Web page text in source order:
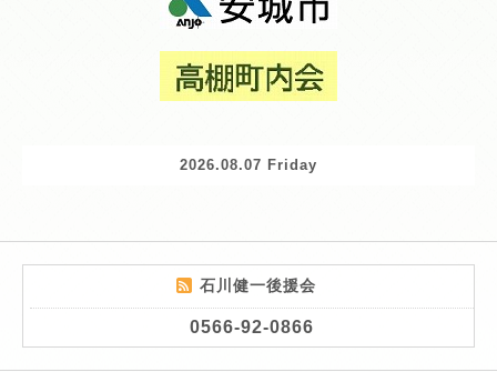
2026.08.07 Friday
石川健一後援会
0566-92-0866